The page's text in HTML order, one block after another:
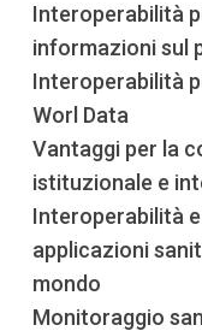
Interoperabilità
informazioni sul
Interoperabilità
Worl Data
Vantaggi per la
istituzionale e
Interoperabilità
applicazioni
mondo
Monitoraggio